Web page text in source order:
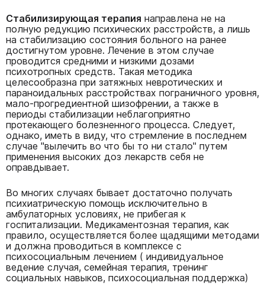
Стабилизирующая терапия направлена не на
полную редукцию психических расстройств, а лишь
на стабилизацию состояния больного на ранее
достигнутом уровне. Лечение в этом случае
проводится средними и низкими дозами
психотропных средств. Такая методика
целесообразна при затяжных невротических и
параноидальных расстройствах пограничного уровня,
мало-прогредиентной шизофрении, а также в
периоды стабилизации неблагоприятно
протекающего болезненного процесса. Следует,
однако, иметь в виду, что стремление в последнем
случае "вылечить во что бы то ни стало" путем
применения высоких доз лекарств себя не
оправдывает.
Во многих случаях бывает достаточно получать
психиатрическую помощь исключительно в
амбулаторных условиях, не прибегая к
госпитализации. Медикаментозная терапия, как
правило, осуществляется более щадящими методами
и должна проводиться в комплексе с
психосоциальным лечением ( индивидуальное
ведение случая, семейная терапия, тренинг
социальных навыков, психосоциальная поддержка)